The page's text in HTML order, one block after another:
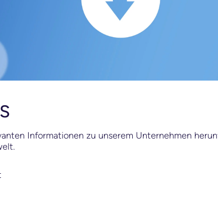
Informationen zu unserem Unternehmen